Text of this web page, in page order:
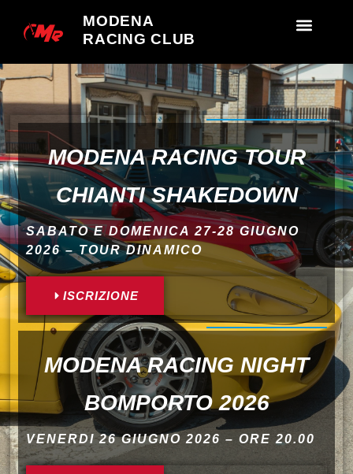
MODENA
RACING CLUB
MODENA RACING TOUR
CHIANTI SHAKEDOWN
SABATO E DOMENICA 27-28 GIUGNO
2026 – TOUR DINAMICO
ISCRIZIONE
MODENA RACING NIGHT
BOMPORTO 2026
VENERDI 26 GIUGNO 2026 – ORE 20.00